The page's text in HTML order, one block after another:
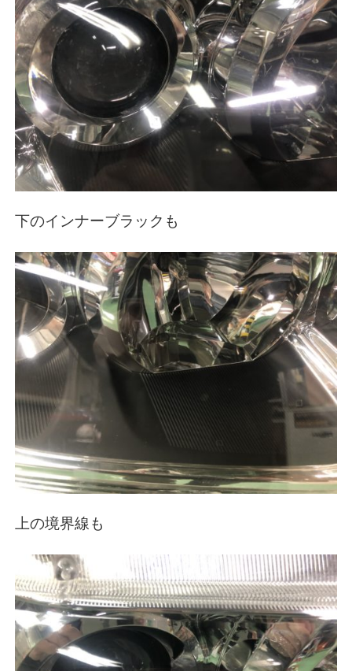
下のインナーブラックも
上の境界線も